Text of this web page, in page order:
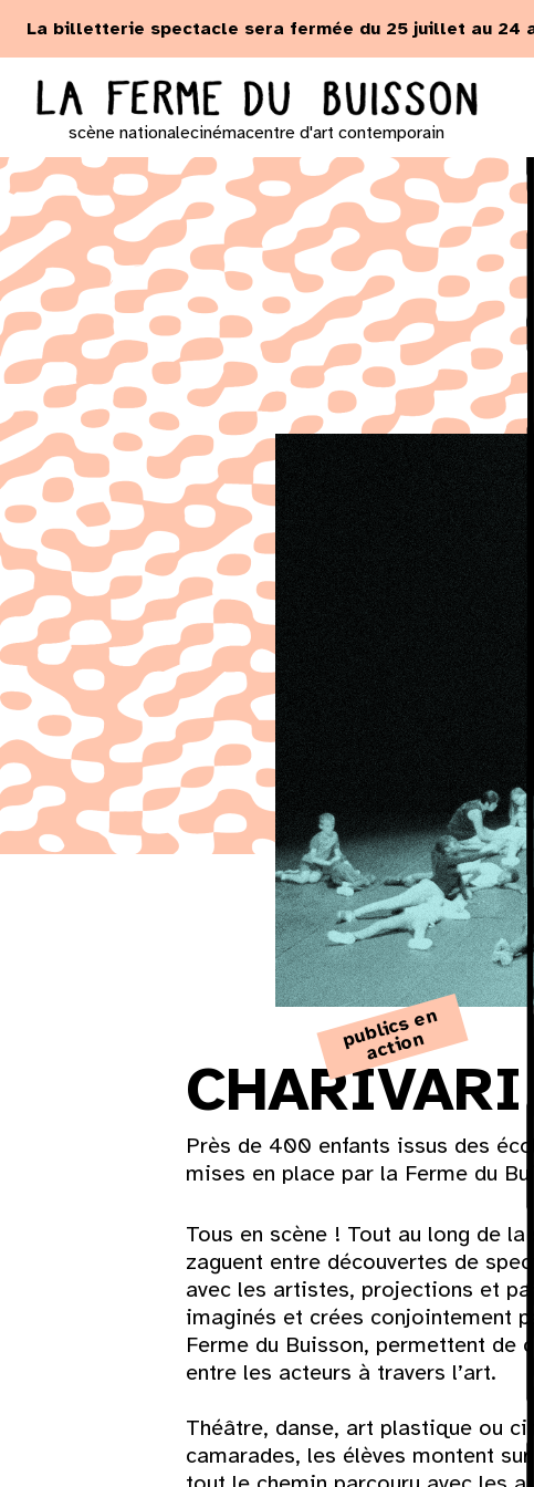
La billetterie spectacle sera fermée du 25 juillet au 24
scène nationalecinémacentre d'art contemporain
Mar Sam
1
p
u
bli
c
s
e
n
a
c
ti
o
n
Près de 400 enfants issus des
mises en place par la Ferme du
Tous en scène ! Tout au long de
zaguent entre découvertes de
avec les artistes, projections et
imaginés et crées conjointement
Ferme du Buisson, permettent de
entre les acteurs à travers l’art.
Théâtre, danse, art plastique ou
camarades, les élèves montent